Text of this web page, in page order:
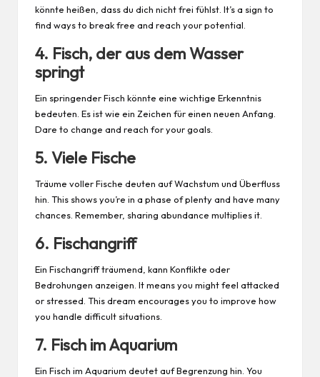
könnte heißen, dass du dich nichtfrei fühlst. It’s a sign to
find ways to break free and reach your potential.
4. Fisch, der aus dem Wasser
springt
Ein springender Fisch könnte eine wichtige Erkenntnis
bedeuten. Es ist wie ein Zeichen für einen neuen Anfang.
Dare to change and reach for your goals.
5. Viele Fische
Träume voller Fische deuten auf Wachstum und Überfluss
hin. This shows you’re in a phase of plenty and have many
chances. Remember, sharing abundance multiplies it.
6. Fischangriff
Ein Fischangriff träumend, kann Konflikte oder
Bedrohungen anzeigen. It means you might feel attacked
or stressed. This dream encourages you to improve how
you handle difficult situations.
7. Fisch im Aquarium
Ein Fisch im Aquarium deutet auf Begrenzung hin. You